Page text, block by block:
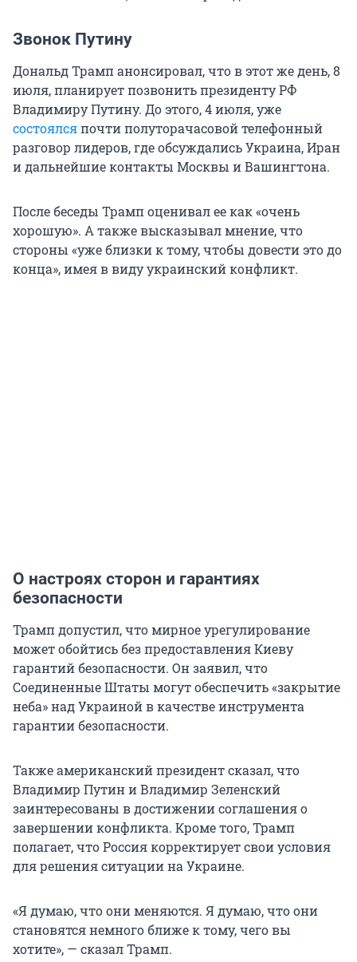
Звонок Путину
Дональд Трамп анонсировал, что в этот же день, 8
июля, планирует позвонить президенту РФ
Владимиру Путину. До этого, 4 июля, уже
состоялсяпочти полуторачасовой телефонный
разговор лидеров, где обсуждались Украина, Иран
и дальнейшие контакты Москвы и Вашингтона.
После беседы Трамп оценивал ее как «очень
хорошую». А также высказывал мнение, что
стороны «уже близки к тому, чтобы довести это до
конца», имея в виду украинский конфликт.
О настроях сторон и гарантиях
безопасности
Трамп допустил, что мирное урегулирование
может обойтись без предоставления Киеву
гарантий безопасности. Он заявил, что
Соединенные Штаты могут обеспечить «закрытие
неба» над Украиной в качестве инструмента
гарантии безопасности.
Также американский президент сказал, что
Владимир Путин и Владимир Зеленский
заинтересованы в достижении соглашения о
завершении конфликта. Кроме того, Трамп
полагает, что Россия корректирует свои условия
для решения ситуации на Украине.
«Я думаю, что они меняются. Я думаю, что они
становятся немного ближе к тому, чего вы
хотите», — сказал Трамп.